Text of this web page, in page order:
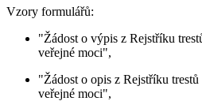
Vzory formulářů:
"Žádost o výpis z Rejstříku
veřejné moci",
"Žádost o opis z Rejstříku
veřejné moci",